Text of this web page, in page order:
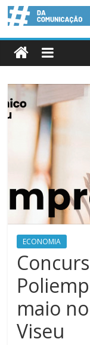
ECONOMIA
maio
Viseu